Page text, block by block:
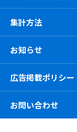
集計方法
お知らせ
広告掲載ポリシー
お問い合わせ